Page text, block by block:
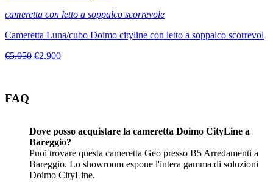
cameretta con letto a soppalco scorrevole
Cameretta Luna/cubo Doimo cityline con letto a soppalco scorrevol
€5.050 €2.900
FAQ
Dove posso acquistare la cameretta Doimo CityLine a
Bareggio?
Puoi trovare questa cameretta Geo presso B5 Arredamenti a
Bareggio. Lo showroom espone l'intera gamma di soluzioni
Doimo CityLine.